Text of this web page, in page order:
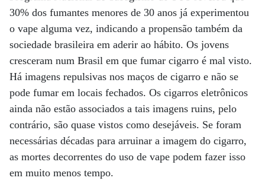
30% dos fumantes menores de 30 anos já experimentou
o vape alguma vez, indicando a propensão também da
sociedade brasileira em aderir ao hábito. Os jovens
cresceram num Brasil em que fumar cigarro é mal visto.
Há imagens repulsivas nos maços de cigarro e não se
pode fumar em locais fechados. Os cigarros eletrônicos
ainda não estão associados a tais imagens ruins, pelo
contrário, são quase vistos como desejáveis. Se foram
necessárias décadas para arruinar a imagem do cigarro,
as mortes decorrentes do uso de vape podem fazer isso
em muito menos tempo.